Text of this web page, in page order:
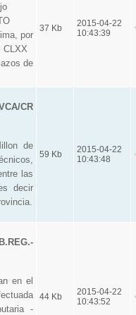
por
CLXX
de
37 Kb
2015-04-22
10:43:39
CR
de
las
decir
59 Kb
2015-04-22
10:43:48
en el
-
44 Kb
2015-04-22
10:43:52